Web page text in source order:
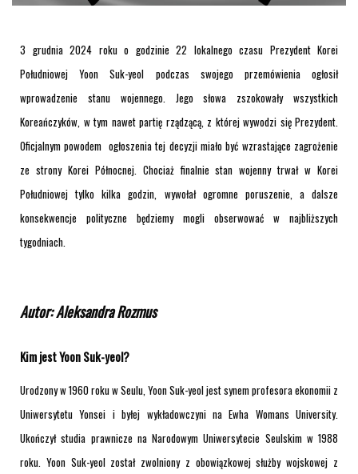
3 grudnia 2024 roku o godzinie 22 lokalnego czasu Prezydent Korei
Południowej Yoon Suk-yeol podczas swojego przemówienia ogłosił
wprowadzenie stanu wojennego. Jego słowa zszokowały wszystkich
Koreańczyków, w tym nawet partię rządzącą, z której wywodzi się Prezydent.
Oficjalnym powodem ogłoszenia tej decyzji miało być wzrastające zagrożenie
ze strony Korei Północnej. Chociaż finalnie stan wojenny trwał w Korei
Południowej tylko kilka godzin, wywołał ogromne poruszenie, a dalsze
konsekwencje polityczne będziemy mogli obserwować w najbliższych
tygodniach.
Autor: Aleksandra Rozmus
Kim jest Yoon Suk-yeol?
Urodzony w 1960 roku w Seulu, Yoon Suk-yeol jest synem profesora ekonomii z
Uniwersytetu Yonsei i byłej wykładowczyni na Ewha Womans University.
Ukończył studia prawnicze na Narodowym Uniwersytecie Seulskim w 1988
roku. Yoon Suk-yeol został zwolniony z obowiązkowej służby wojskowej z